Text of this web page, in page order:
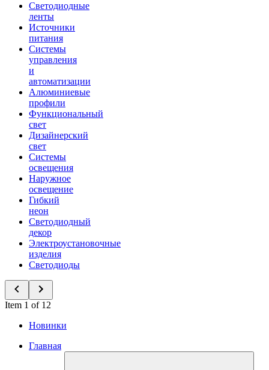
Светодиодные
ленты
Источники
питания
Системы
управления
и
автоматизации
Алюминиевые
профили
Функциональный
свет
Дизайнерский
свет
Системы
освещения
Наружное
освещение
Гибкий
неон
Светодиодный
декор
Электроустановочные
изделия
Светодиоды
Item 1 of 12
Новинки
Главная